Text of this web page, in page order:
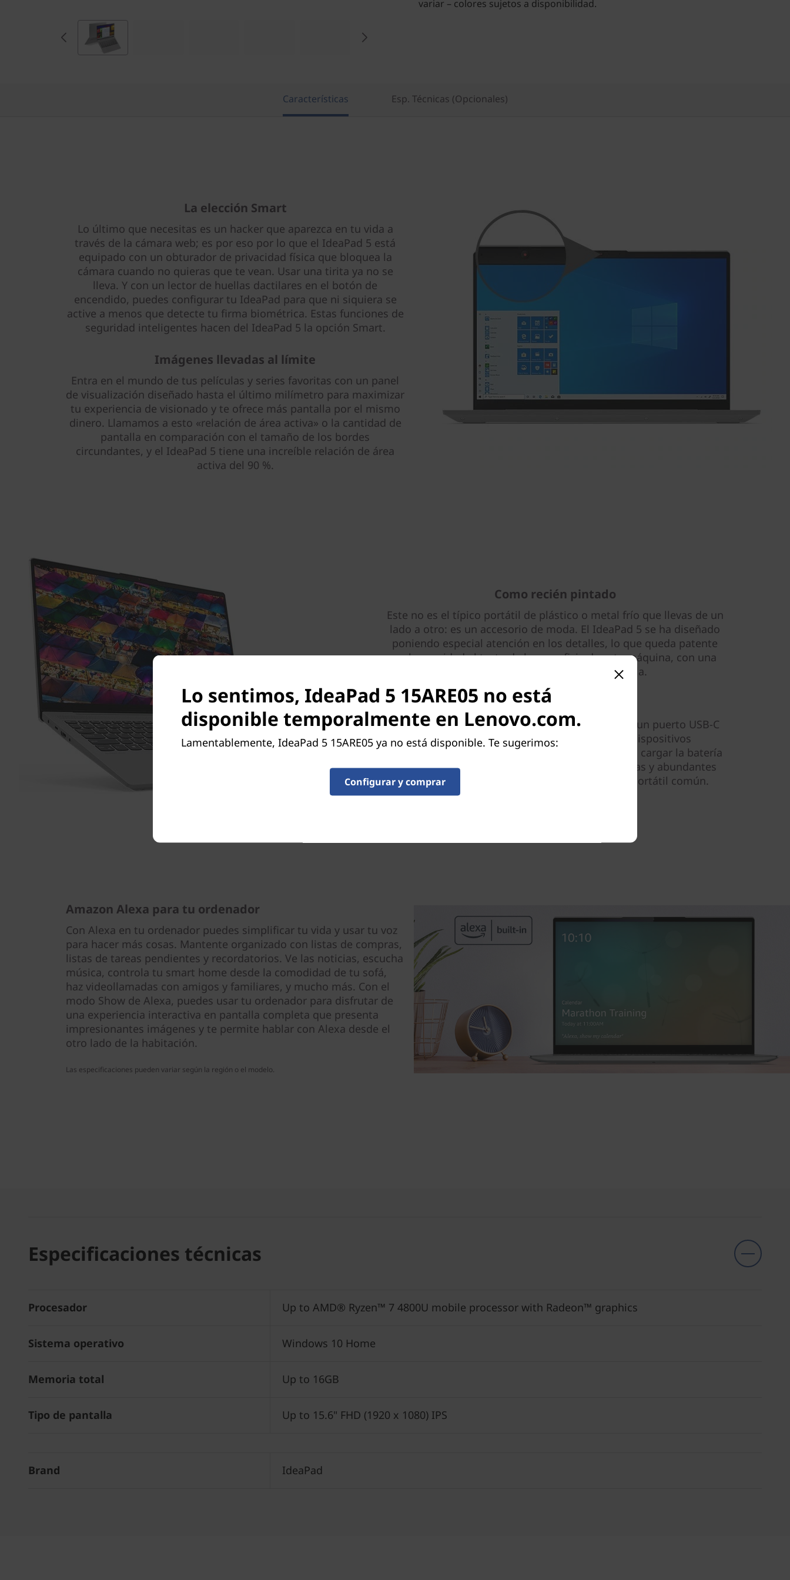
variar – colores sujetos a disponibilidad.
Características Esp. Técnicas (Opcionales)
La elección Smart
Lo último que necesitas es un hacker que aparezca en tu vida a
través de la cámara web; es por eso por lo que el IdeaPad 5 está
equipado con un obturador de privacidad física que bloquea la
cámara cuando no quieras que te vean. Usar una tirita ya no se
lleva. Y con un lector de huellas dactilares en el botón de
encendido, puedes configurar tu IdeaPad para que ni siquiera se
active a menos que detecte tu firma biométrica. Estas funciones de
seguridad inteligentes hacen del IdeaPad 5 la opción Smart.
Imágenes llevadas al límite
Entra en el mundo de tus películas y series favoritas con un panel
de visualización diseñado hasta el último milímetro para maximizar
tu experiencia de visionado y te ofrece más pantalla por el mismo
dinero. Llamamos a esto «relación de área activa» o la cantidad de
pantalla en comparación con el tamaño de los bordes
circundantes, y el IdeaPad 5 tiene una increíble relación de área
activa del 90 %.
Como recién pintado
Este no es el típico portátil de plástico o metal frío que llevas de un
lado a otro: es un accesorio de moda. El IdeaPad 5 se ha diseñado
poniendo especial atención en los detalles, lo que queda patente
en la suavidad al tacto de la superficie de esta máquina, con una
pintura resistente que simula la tela.
No le faltan opciones
El IdeaPad 5 incluye multitud de opciones, como un puerto USB-C
con suministro de energía para cargar tus dispositivos
directamente desde el portátil y carga rápida para cargar la batería
lo más rápido posible. Y con unidades SSD rápidas y abundantes
opciones de memoria, este PC es más que un portátil común.
Amazon Alexa para tu ordenador
Con Alexa en tu ordenador puedes simplificar tu vida y usar tu voz
para hacer más cosas. Mantente organizado con listas de compras,
listas de tareas pendientes y recordatorios. Ve las noticias, escucha
música, controla tu smart home desde la comodidad de tu sofá,
haz videollamadas con amigos y familiares, y mucho más. Con el
modo Show de Alexa, puedes usar tu ordenador para disfrutar de
una experiencia interactiva en pantalla completa que presenta
impresionantes imágenes y te permite hablar con Alexa desde el
otro lado de la habitación.
Las especificaciones pueden variar según la región o el modelo.
Especificaciones técnicas
Procesador Up to AMD® Ryzen™ 7 4800U mobile processor with Radeon™ graphics
Sistema operativo Windows 10 Home
Memoria total Up to 16GB
Tipo de pantalla Up to 15.6" FHD (1920 x 1080) IPS
Brand IdeaPad
Lo sentimos, IdeaPad 5 15ARE05 no está
disponible temporalmente en Lenovo.com.
Lamentablemente, IdeaPad 5 15ARE05 ya no está disponible. Te sugerimos:
Configurar y comprar